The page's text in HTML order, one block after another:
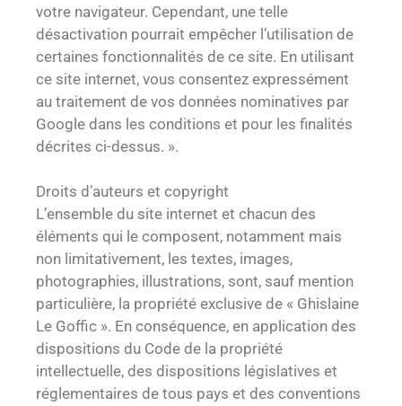
votre navigateur. Cependant, une telle
désactivation pourrait empêcher l’utilisation de
certaines fonctionnalités de ce site. En utilisant
ce site internet, vous consentez expressément
au traitement de vos données nominatives par
Google dans les conditions et pour les finalités
décrites ci-dessus. ».
Droits d’auteurs et copyright
L’ensemble du site internet et chacun des
éléments qui le composent, notamment mais
non limitativement, les textes, images,
photographies, illustrations, sont, sauf mention
particulière, la propriété exclusive de « Ghislaine
Le Goffic ». En conséquence, en application des
dispositions du Code de la propriété
intellectuelle, des dispositions législatives et
réglementaires de tous pays et des conventions